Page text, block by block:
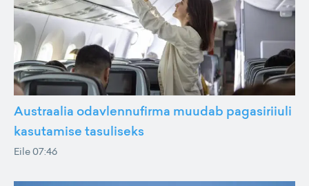
Austraalia odavlennufirma muudab pagasiriiuli
kasutamise tasuliseks
Eile 07:46